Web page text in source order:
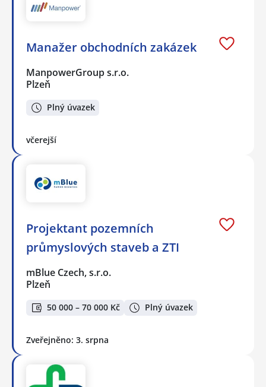
Manažer obchodních zakázek
ManpowerGroup s.r.o.
Plzeň
Plný úvazek
včerejší
Projektant pozemních
průmyslových staveb a ZTI
mBlue Czech, s.r.o.
Plzeň
50 000 – 70 000 Kč Plný úvazek
Zveřejněno: 3. srpna